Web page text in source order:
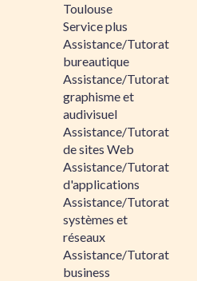
Toulouse
Service plus
Assistance/Tutorat
bureautique
Assistance/Tutorat
graphisme et
audivisuel
Assistance/Tutorat
de sites Web
Assistance/Tutorat
d'applications
Assistance/Tutorat
systèmes et
réseaux
Assistance/Tutorat
business